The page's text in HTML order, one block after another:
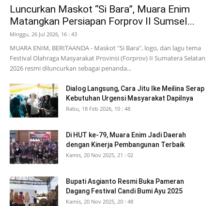
Luncurkan Maskot “Si Bara”, Muara Enim
Matangkan Persiapan Forprov II Sumsel...
Minggu, 26 Jul 2026, 16 : 43
MUARA ENIM, BERITAANDA - Maskot "Si Bara", logo, dan lagu tema
Festival Olahraga Masyarakat Provinsi (Forprov) II Sumatera Selatan
2026 resmi diluncurkan sebagai penanda...
Dialog Langsung, Cara Jitu Ike Meilina Serap
Kebutuhan Urgensi Masyarakat Dapilnya
Rabu, 18 Feb 2026, 10 : 48
Di HUT ke-79, Muara Enim Jadi Daerah
dengan Kinerja Pembangunan Terbaik
Kamis, 20 Nov 2025, 21 : 02
Bupati Asgianto Resmi Buka Pameran
Dagang Festival Candi Bumi Ayu 2025
Kamis, 20 Nov 2025, 20 : 48